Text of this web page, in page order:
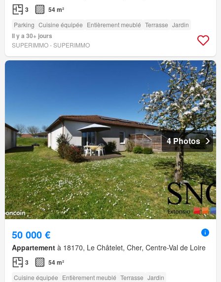
3 54 m²
Parking Cuisine équipée Entièrement meublé Terrasse Jardin
Il y a 30+ jours
SUPERIMMO - SUPERIMMO
4 Photos
50 000 €
Appartement à 18170, Le Châtelet, Cher, Centre-Val de Loire
3 54 m²
Cuisine équipée Entièrement meublé Terrasse Jardin